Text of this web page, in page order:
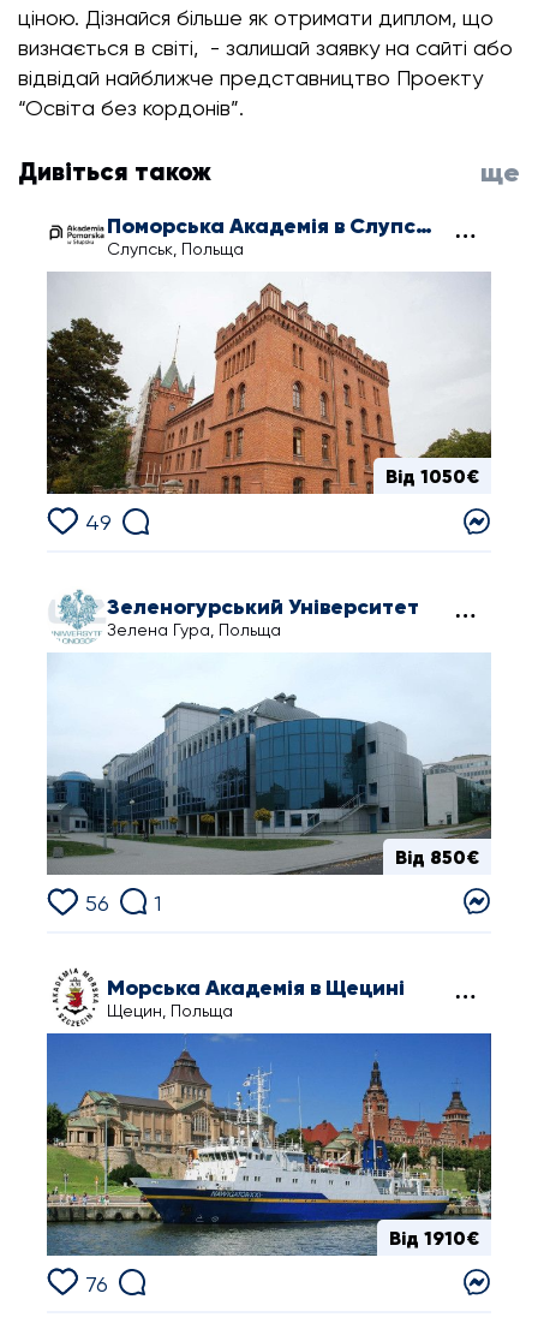
ціною. Дізнайся більше як отримати диплом, що
визнається в світі, - залишай заявку на сайті або
відвідай найближче представництво Проекту
“Освіта без кордонів”.
Дивіться також ще
Поморська Академія в Слупську
Слупськ, Польща
Від 1050€
49
Зеленогурський Університет
Зелена Гура, Польща
Від 850€
56 1
Морська Академія в Щецині
Щецин, Польща
Від 1910€
76